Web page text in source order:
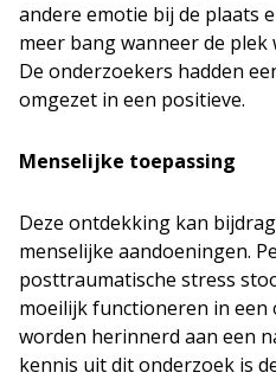
andere emotie bij de plaats
meer bang wanneer de
De onderzoekers hadden
omgezet in een positieve.
Menselijke toepassing
Deze ontdekking kan
menselijke aandoeningen.
posttraumatische stress
moeilijk functioneren in een
worden herinnerd aan een
kennis uit dit onderzoek is